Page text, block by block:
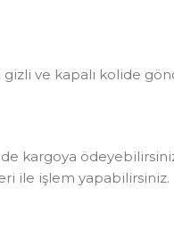
ve kapalı kolide
kargoya
ile işlem yapabilirsiniz.